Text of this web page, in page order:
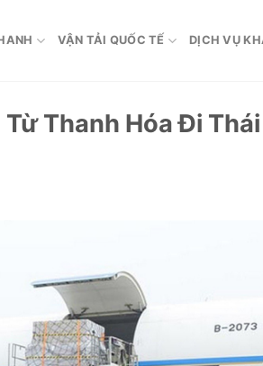
VẬN TẢI QUỐC TẾ DỊCH VỤ
Thanh Hóa Đi Thái